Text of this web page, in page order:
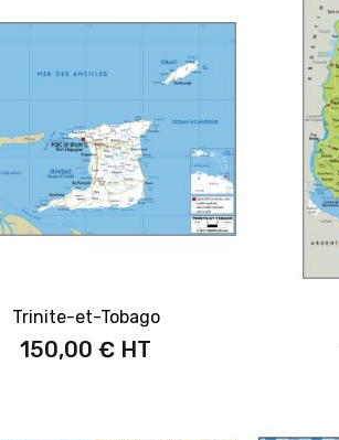
Trinite-et-Tobago
150,00 €